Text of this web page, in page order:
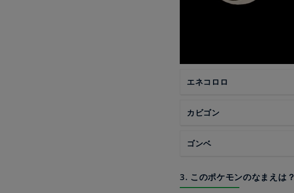
エネコロロ
カビゴン
ゴンベ
3. このポケモンのなまえは？